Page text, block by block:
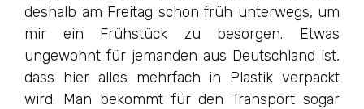
deshalb am Freitag schon früh unterwegs, um
mir ein Frühstück zu besorgen. Etwas
ungewohnt für jemanden aus Deutschland ist,
dass hier alles mehrfach in Plastik verpackt
wird. Man bekommt für den Transport sogar